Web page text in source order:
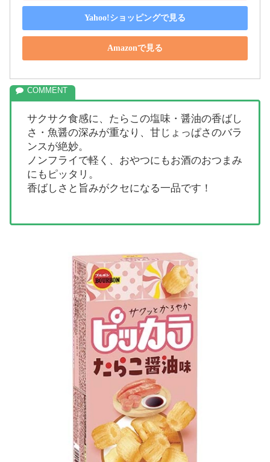
Yahoo!ショッピングで見る
Amazonで見る
サクサク食感に、たらこの塩味・醤油の香ばし
さ・魚醤の深みが重なり、甘じょっぱさのバラ
ンスが絶妙。
ノンフライで軽く、おやつにもお酒のおつまみ
にもピッタリ。
香ばしさと旨みがクセになる一品です！